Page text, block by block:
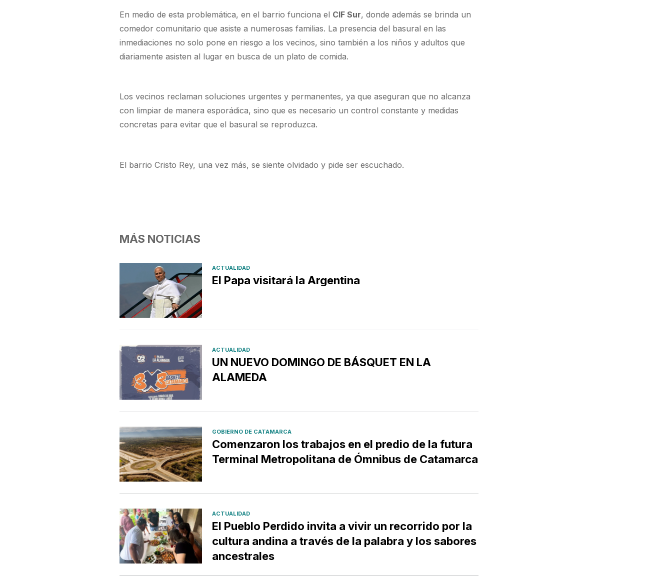
En medio de esta problemática, en el barrio funciona el CIF Sur, donde además se brinda un
comedor comunitario que asiste a numerosas familias. La presencia del basural en las
inmediaciones no solo pone en riesgo a los vecinos, sino también a los niños y adultos que
diariamente asisten al lugar en busca de un plato de comida.
Los vecinos reclaman soluciones urgentes y permanentes, ya que aseguran que no alcanza
con limpiar de manera esporádica, sino que es necesario un control constante y medidas
concretas para evitar que el basural se reproduzca.
El barrio Cristo Rey, una vez más, se siente olvidado y pide ser escuchado.
MÁS NOTICIAS
ACTUALIDAD
El Papa visitará la Argentina
ACTUALIDAD
UN NUEVO DOMINGO DE BÁSQUET EN LA
ALAMEDA
GOBIERNO DE CATAMARCA
Comenzaron los trabajos en el predio de la futura
Terminal Metropolitana de Ómnibus de Catamarca
ACTUALIDAD
El Pueblo Perdido invita a vivir un recorrido por la
cultura andina a través de la palabra y los sabores
ancestrales